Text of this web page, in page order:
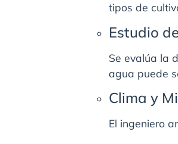
tipos de
Estudio
Se evalúa la
agua puede
Clima y
El ingeniero